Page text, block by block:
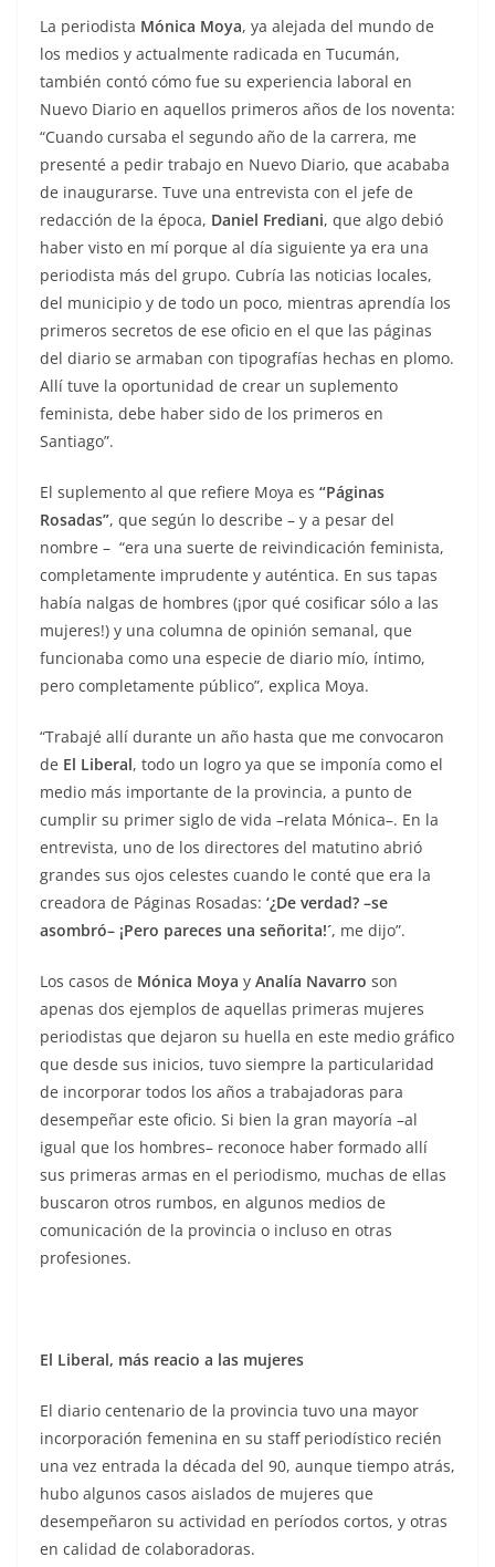
La periodista Mónica Moya, ya alejada del mundo de
los medios y actualmente radicada en Tucumán,
también contó cómo fue su experiencia laboral en
Nuevo Diario en aquellos primeros años de los noventa:
“Cuando cursaba el segundo año de la carrera, me
presenté a pedir trabajo en Nuevo Diario, que acababa
de inaugurarse. Tuve una entrevista con el jefe de
redacción de la época, Daniel Frediani, que algo debió
haber visto en mí porque al día siguiente ya era una
periodista más del grupo. Cubría las noticias locales,
del municipio y de todo un poco, mientras aprendía los
primeros secretos de ese oficio en el que las páginas
del diario se armaban con tipografías hechas en plomo.
Allí tuve la oportunidad de crear un suplemento
feminista, debe haber sido de los primeros en
Santiago”.
El suplemento al que refiere Moya es “Páginas
Rosadas”, que según lo describe – y a pesar del
nombre – “era una suerte de reivindicación feminista,
completamente imprudente y auténtica. En sus tapas
había nalgas de hombres (¡por qué cosificar sólo a las
mujeres!) y una columna de opinión semanal, que
funcionaba como una especie de diario mío, íntimo,
pero completamente público”, explica Moya.
“Trabajé allí durante un año hasta que me convocaron
de El Liberal, todo un logro ya que se imponía como el
medio más importante de la provincia, a punto de
cumplir su primer siglo de vida –relata Mónica–. En la
entrevista, uno de los directores del matutino abrió
grandes sus ojos celestes cuando le conté que era la
creadora de Páginas Rosadas: ‘¿De verdad? –se
asombró– ¡Pero pareces una señorita!´, me dijo”.
Los casos de Mónica Moya y Analía Navarro son
apenas dos ejemplos de aquellas primeras mujeres
periodistas que dejaron su huella en este medio gráfico
que desde sus inicios, tuvo siempre la particularidad
de incorporar todos los años a trabajadoras para
desempeñar este oficio. Si bien la gran mayoría –al
igual que los hombres– reconoce haber formado allí
sus primeras armas en el periodismo, muchas de ellas
buscaron otros rumbos, en algunos medios de
comunicación de la provincia o incluso en otras
profesiones.
El Liberal, más reacio a las mujeres
El diario centenario de la provincia tuvo una mayor
incorporación femenina en su staff periodístico recién
una vez entrada la década del 90, aunque tiempo atrás,
hubo algunos casos aislados de mujeres que
desempeñaron su actividad en períodos cortos, y otras
en calidad de colaboradoras.